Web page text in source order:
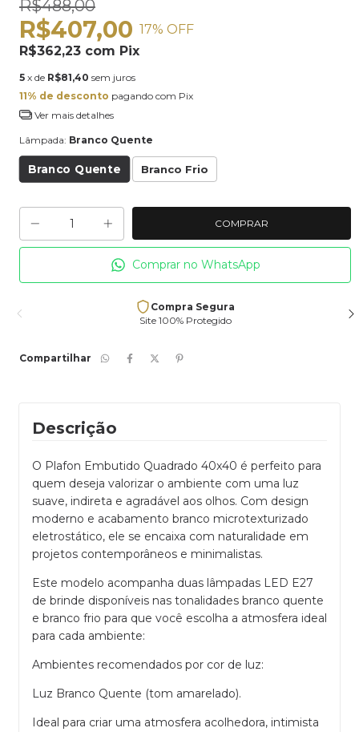
R$488,00
R$407,00 17% OFF
R$362,23 com Pix
5 x de R$81,40 sem juros
11% de desconto pagando com Pix
Ver mais detalhes
Lâmpada: Branco Quente
Branco Quente Branco Frio
Comprar no WhatsApp
Frete e entrega
Enviamos para todo país
Compartilhar
Descrição
O Plafon Embutido Quadrado 40x40 é perfeito para
quem deseja valorizar o ambiente com uma luz
suave, indireta e agradável aos olhos. Com design
moderno e acabamento branco microtexturizado
eletrostático, ele se encaixa com naturalidade em
projetos contemporâneos e minimalistas.
Este modelo acompanha duas lâmpadas LED E27
de brinde disponíveis nas tonalidades branco quente
e branco frio para que você escolha a atmosfera ideal
para cada ambiente:
Ambientes recomendados por cor de luz:
Luz Branco Quente (tom amarelado).
Ideal para criar uma atmosfera acolhedora, intimista